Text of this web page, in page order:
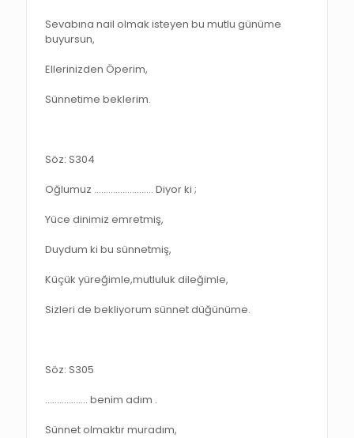
Sevabına nail olmak isteyen bu mutlu günüme
buyursun,
Ellerinizden Öperim,
Sünnetime beklerim.
Söz: S304
Oğlumuz ……………………. Diyor ki ;
Yüce dinimiz emretmiş,
Duydum ki bu sünnetmiş,
Küçük yüreğimle,mutluluk dileğimle,
Sizleri de bekliyorum sünnet düğünüme.
Söz: S305
……………… benim adım .
Sünnet olmaktır muradım,